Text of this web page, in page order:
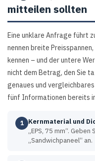
mitteilen sollten
Eine unklare Anfrage führt
nennen breite
kennen – und der untere
nicht dem Betrag, den Sie
genaues und
fünf Informationen bereits
1 Kernmaterial und
„EPS, 75 mm“.
„Sandwichpaneel“ an.